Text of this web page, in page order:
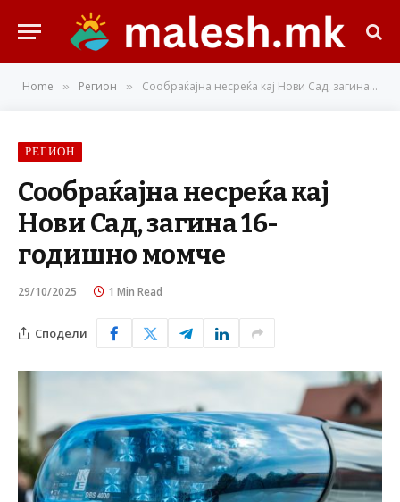
Home » Регион » Сообраќајна несреќа кај Нови Сад, загина 16-годишно момче
РЕГИОН
Сообраќајна несреќа кај
Нови Сад, загина 16-
годишно момче
29/10/2025 1 Min Read
Сподели